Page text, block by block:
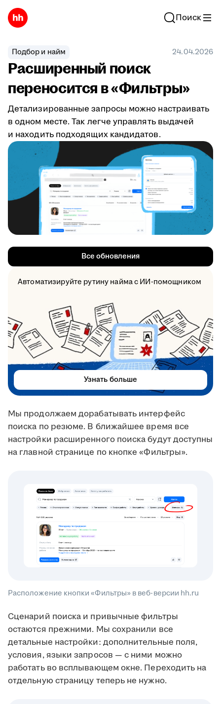
Поиск
Подбор и найм 24.04.2026
Расширенный поиск
переносится в «Фильтры»
Детализированные запросы можно настраивать
в одном месте. Так легче управлять выдачей
и находить подходящих кандидатов.
Мы продолжаем дорабатывать интерфейс
поиска по резюме. В ближайшее время все
настройки расширенного поиска будут доступны
на главной странице по кнопке «Фильтры».
Расположение кнопки «Фильтры» в веб-версии hh.ru
Сценарий поиска и привычные фильтры
остаются прежними. Мы сохранили все
детальные настройки: дополнительные поля,
условия, языки запросов — с ними можно
работать во всплывающем окне. Переходить на
отдельную страницу теперь не нужно.
Все обновления
Автоматизируйте рутину найма с ИИ-помощником
Узнать больше